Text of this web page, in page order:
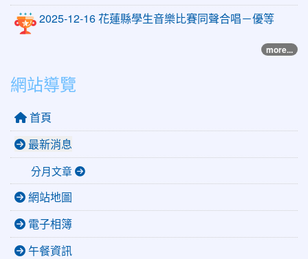
2025-12-16 花蓮縣學生音樂比賽同聲合唱－優等
more...
網站導覽
首頁
最新消息
分月文章
網站地圖
電子相簿
午餐資訊